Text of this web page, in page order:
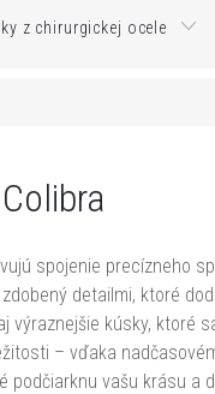
z chirurgickej ocele
spojenie precízneho
detailmi, ktoré
výraznejšie kúsky, ktoré
– vďaka
podčiarknu vašu krásu a